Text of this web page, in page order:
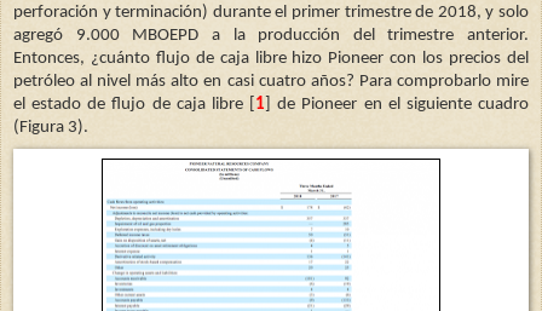
perforación y terminación) durante el primer trimestre de 2018, y solo
agregó 9.000 MBOEPD a la producción del trimestre anterior.
Entonces, ¿cuánto flujo de caja libre hizo Pioneer con los precios del
petróleo al nivel más alto en casi cuatro años? Para comprobarlo mire
el estado de flujo de caja libre [ 1 ] de Pioneer en el siguiente cuadro
(Figura 3).